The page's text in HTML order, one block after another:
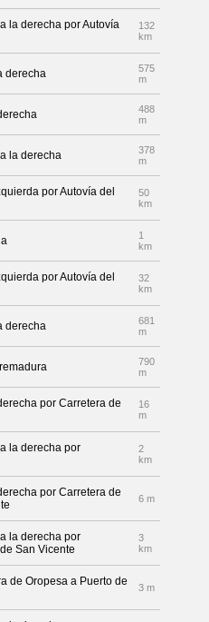
la derecha por Autovía
132
km
derecha
575
m
488
m
la derecha
378
m
por Autovía del
50
km
1
km
por Autovía del
32
km
derecha
681
m
790
m
por Carretera de
16
m
la derecha por
2
km
por Carretera de
6 m
la derecha por
San Vicente
3
km
de Oropesa a Puerto de
3 m